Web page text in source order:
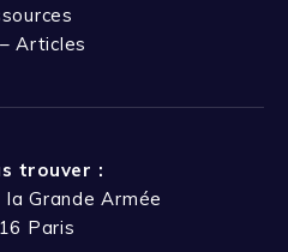
Articles
trouver :
Grande Armée
Paris